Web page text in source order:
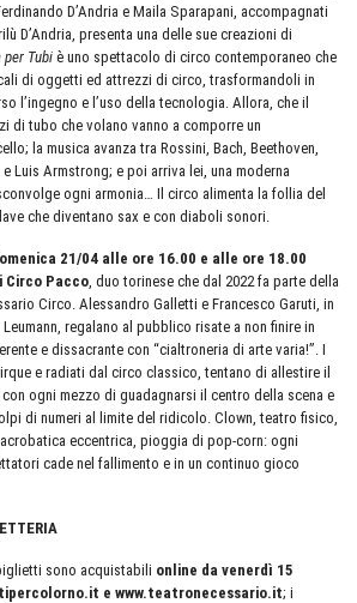
D’Andria e Maila Sparapani, accompagnati
D’Andria, presenta una delle sue creazioni di
per Tubi è uno spettacolo di circo contemporaneo che
di oggetti ed attrezzi di circo, trasformandoli in
l’ingegno e l’uso della tecnologia. Allora, che il
di tubo che volano vanno a comporre un
la musica avanza tra Rossini, Bach, Beethoven,
Luis Armstrong; e poi arriva lei, una moderna
ogni armonia… Il circo alimenta la follia del
che diventano sax e con diaboli sonori.
21/04 alle ore 16.00 e alle ore 18.00
Pacco , duo torinese che dal 2022 fa parte della
Circo. Alessandro Galletti e Francesco Garuti, in
regalano al pubblico risate a non finire in
e dissacrante con “cialtroneria di arte varia!”. I
e radiati dal circo classico, tentano di allestire il
ogni mezzo di guadagnarsi il centro della scena e
di numeri al limite del ridicolo. Clown, teatro fisico,
eccentrica, pioggia di pop-corn: ogni
cade nel fallimento e in un continuo gioco
sono acquistabili online da venerdì 15
e www.teatronecessario.it; i